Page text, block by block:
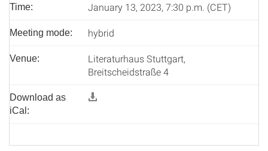
Time: January 13, 2023, 7:30 p.m. (CET)
Meeting mode: hybrid
Venue:
Literaturhaus Stuttgart,
Breitscheidstraße 4
Download as
iCal: